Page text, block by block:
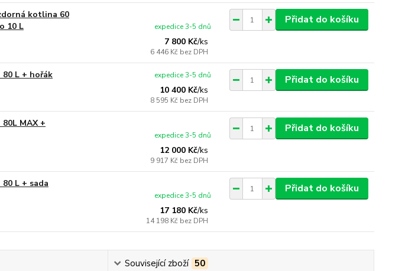
kotlina 60
10 L
7 800 Kč/ks
6 446 Kč bez DPH
expedice 3-5 dnů
Přidat do košíku
80 L + hořák
10 400 Kč/ks
8 595 Kč bez DPH
expedice 3-5 dnů Přidat do košíku
MAX +
12 000 Kč/ks
9 917 Kč bez DPH
expedice 3-5 dnů
Přidat do košíku
L + sada
17 180 Kč/ks
14 198 Kč bez DPH
expedice 3-5 dnů
Přidat do košíku
Související zboží 50